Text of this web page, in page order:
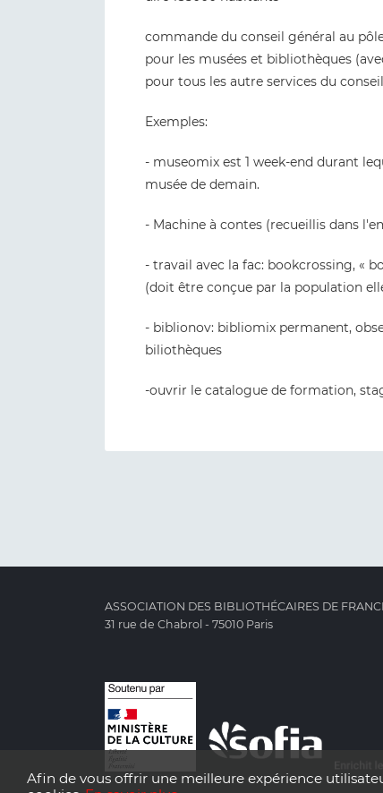
Afin de vous offrir une meilleure expérience
commande du conseil général au
pour les musées et bibliothèques
pour tous les autre services du
Exemples:
- museomix est 1 week-end durant
musée de demain.
- Machine à contes (recueillis dans
- travail avec la fac: bookcrossing, «
(doit être conçue par la population
- biblionov: bibliomix permanent,
biliothèques
-ouvrir le catalogue de formation,
ASSOCIATION DES BIBLIOTHÉCAIRES DE
31 rue de Chabrol - 75010 Paris